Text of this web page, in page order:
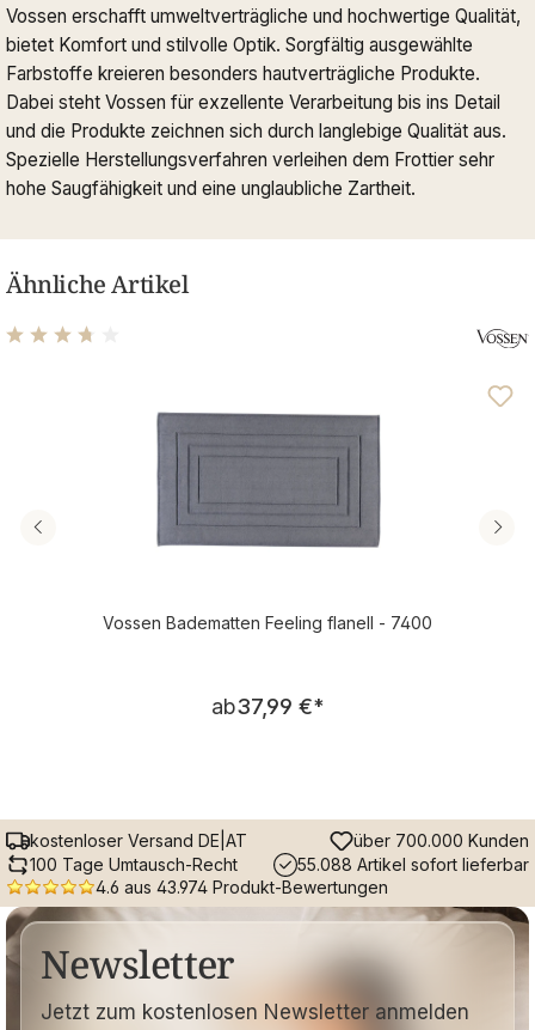
Vossen erschafft umweltverträgliche und hochwertige Qualität,
bietet Komfort und stilvolle Optik. Sorgfältig ausgewählte
Farbstoffe kreieren besonders hautverträgliche Produkte.
Dabei steht Vossen für exzellente Verarbeitung bis ins Detail
und die Produkte zeichnen sich durch langlebige Qualität aus.
Spezielle Herstellungsverfahren verleihen dem Frottier sehr
hohe Saugfähigkeit und eine unglaubliche Zartheit.
Ähnliche Artikel
Vossen Badematten Feeling flanell - 7400
Regulärer Preis:
ab37,99 €*
kostenloser Versand DE|AT
über 700.000 Kunden
100 Tage Umtausch-Recht
55.088 Artikel sofort lieferbar
4.6 aus 43.974 Produkt-Bewertungen
Newsletter
Jetzt zum kostenlosen Newsletter anmelden